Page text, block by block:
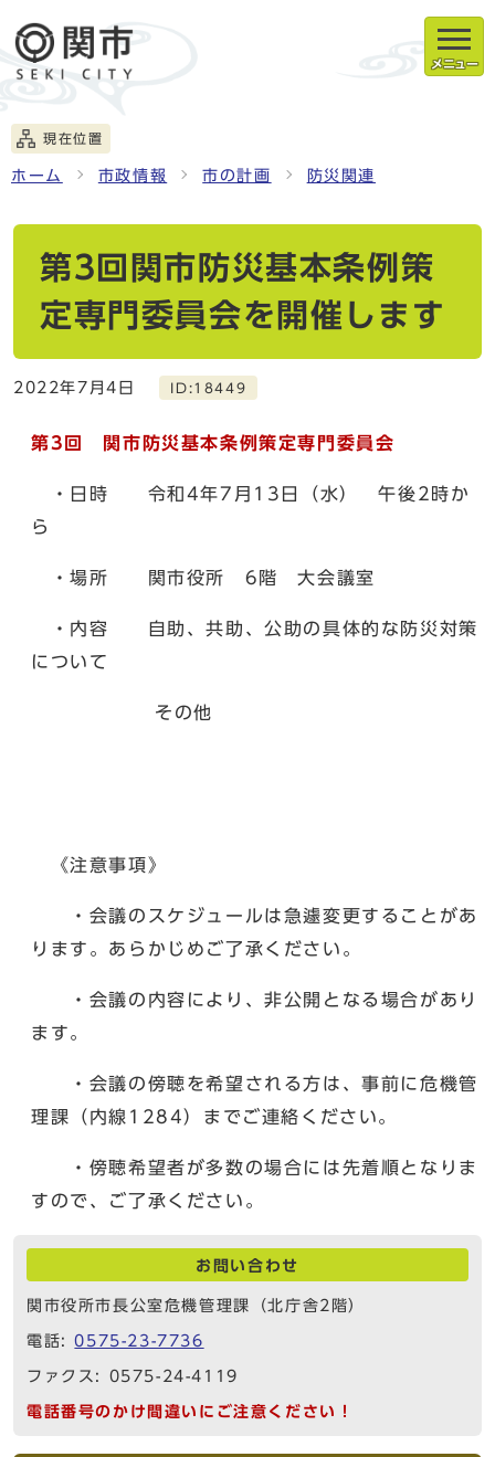
メニュー
現在位置
ホーム 市政情報 市の計画 防災関連
第3回関市防災基本条例策
定専門委員会を開催します
2022年7月4日 ID:18449
第3回 関市防災基本条例策定専門委員会
・日時 令和4年7月13日（水） 午後2時か
ら
・場所 関市役所 6階 大会議室
・内容 自助、共助、公助の具体的な防災対策
について
その他
《注意事項》
・会議のスケジュールは急遽変更することがあ
ります。あらかじめご了承ください。
・会議の内容により、非公開となる場合があり
ます。
・会議の傍聴を希望される方は、事前に危機管
理課（内線1284）までご連絡ください。
・傍聴希望者が多数の場合には先着順となりま
すので、ご了承ください。
お問い合わせ
関市役所市長公室危機管理課（北庁舎2階）
電話:0575-23-7736
ファクス: 0575-24-4119
電話番号のかけ間違いにご注意ください！